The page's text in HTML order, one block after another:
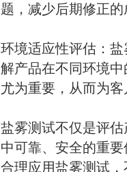
题，减少后期修正
环境适应性评估：
解产品在不同环境
尤为重要，从而为
盐雾测试不仅是评
中可靠、安全的重
合理应用盐雾测试